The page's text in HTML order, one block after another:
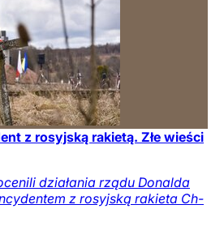
z rosyjską rakietą. Złe wieści
działania rządu Donalda
z rosyjską rakieta Ch-